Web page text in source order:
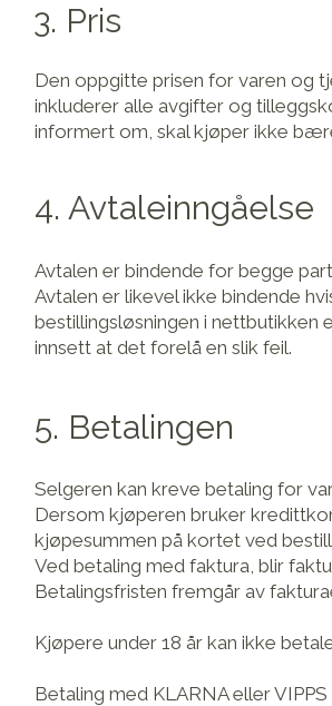
3. Pris
Den oppgitte prisen for varen og
inkluderer alle avgifter og
informert om, skal kjøper ikke
4. Avtaleinngåelse
Avtalen er bindende for begge
Avtalen er likevel ikke bindende
bestillingsløsningen i nettbutikken
innsett at det forelå en slik feil.
5. Betalingen
Selgeren kan kreve betaling for
Dersom kjøperen bruker
kjøpesummen på kortet ved
Ved betaling med faktura, blir
Betalingsfristen fremgår av
Kjøpere under 18 år kan ikke
Betaling med KLARNA eller VIPPS